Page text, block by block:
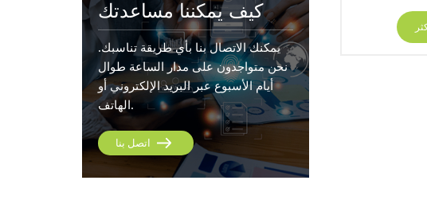
كيف يمكننا مساعدتك
يمكنك الاتصال بنا بأي طريقة تناسبك.
نحن متواجدون على مدار الساعة طوال
أيام الأسبوع عبر البريد الإلكتروني أو
الهاتف.
اتصل بنا